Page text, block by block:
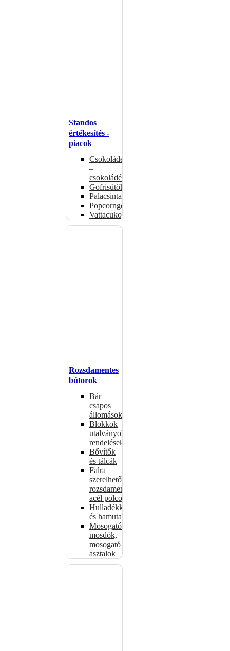
Standos
értékesítés -
piacok
Csokoládémelegítők
–
csokoládéadagolók
Gofrisütők
Palacsintasütők
Popcorngépek
Vattacukorgép
Rozsdamentes
bútorok
Bár –
csapos
állomások
Blokkok
utalványokhoz,
rendelésekhez
Bővítők
és tálcák
Falra
szerelhető
rozsdamentes
acél polcok
Hulladékkosarak
és hamutartók
Mosogatók,
mosdók,
mosogató
asztalok